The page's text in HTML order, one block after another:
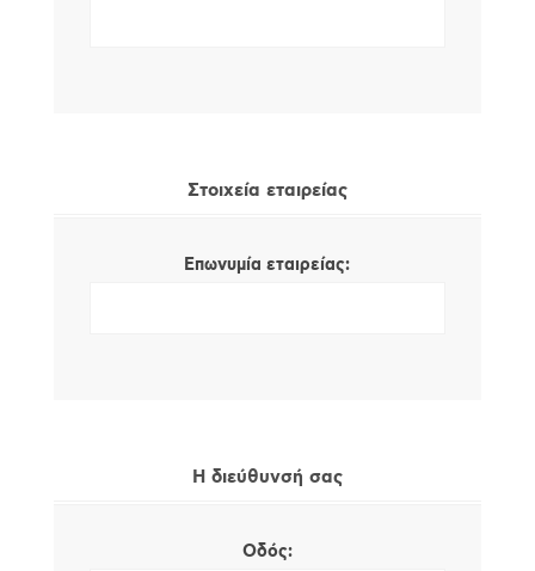
Στοιχεία εταιρείας
Επωνυμία εταιρείας:
Η διεύθυνσή σας
Οδός: